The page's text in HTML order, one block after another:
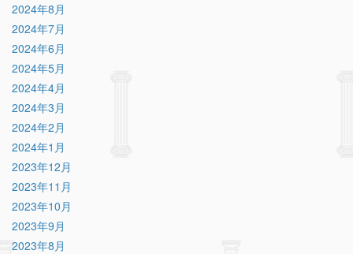
2024年8月
2024年7月
2024年6月
2024年5月
2024年4月
2024年3月
2024年2月
2024年1月
2023年12月
2023年11月
2023年10月
2023年9月
2023年8月